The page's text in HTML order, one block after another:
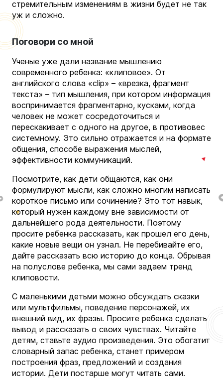
стремительным изменениям в жизни будет не так
уж и сложно.
Поговори со мной
Ученые уже дали название мышлению
современного ребенка: «клиповое». От
английского слова «clip» – «врезка, фрагмент
текста» – тип мышления, при котором информация
воспринимается фрагментарно, кусками, когда
человек не может сосредоточиться и
перескакивает с одного на другое, в противовес
системному. Это сильно отражается и на формате
общения, способе выражения мыслей,
эффективности коммуникаций.
Посмотрите, как дети общаются, как они
формулируют мысли, как сложно многим написать
короткое письмо или сочинение? Это тот навык,
который нужен каждому вне зависимости от
дальнейшего рода деятельности. Поэтому
просите ребенка рассказать, как прошел его день,
какие новые вещи он узнал. Не перебивайте его,
дайте рассказать всю историю до конца. Обрывая
на полуслове ребенка, мы сами задаем тренд
клиповости.
С маленькими детьми можно обсуждать сказки
или мультфильмы, поведение персонажей, их
внешний вид, их фразы. Просите ребенка сделать
вывод и рассказать о своих чувствах. Читайте
детям, ставьте аудио произведения. Это обогатит
словарный запас ребенка, станет примером
построения фраз, предложений и создания
истории. Дети постарше могут читать сами.